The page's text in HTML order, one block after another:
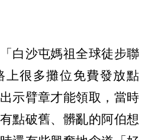
白沙屯媽祖全球徒步聯
上很多攤位免費發放點
示臂章才能領取，當時
點破舊、髒亂的阿伯想